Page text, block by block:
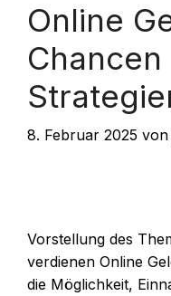
Online
Chancen
8. Februar 2025 von
Vorstellung d‬es
verdienen Online
d‬ie Möglichkeit,